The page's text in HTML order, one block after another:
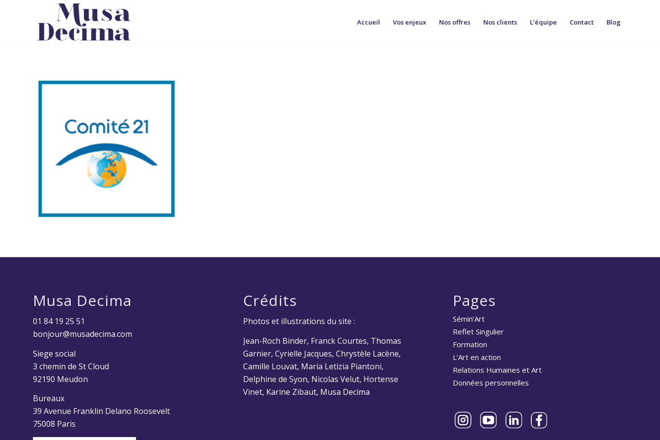
Accueil Vos enjeux Nos offres Nos clients L’équipe Contact Blog
Musa Decima
01 84 19 25 51
bonjour@musadecima.com
Siege social
3 chemin de St Cloud
92190 Meudon
Bureaux
39 Avenue Franklin Delano Roosevelt
75008 Paris
Crédits
Photos et illustrations du site :
Jean-Roch Binder, Franck Courtes, Thomas
Garnier, Cyrielle Jacques, Chrystèle Lacène,
Camille Louvat, Maria Letizia Piantoni,
Delphine de Syon, Nicolas Velut, Hortense
Vinet, Karine Zibaut, Musa Decima
Pages
Sémin’Art
Reflet Singulier
Formation
L’Art en action
Relations Humaines et Art
Données personnelles